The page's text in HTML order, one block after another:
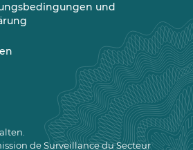
und
de Surveillance du Secteur